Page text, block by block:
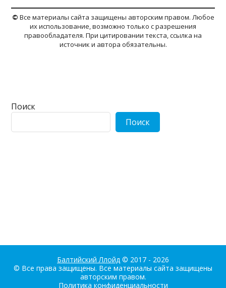
© Все материалы сайта защищены авторским правом. Любое
их использование, возможно только с разрешения
правообладателя. При цитировании текста, ссылка на
источник и автора обязательны.
Поиск
Поиск
Балтийский Ллойд © 2017 - 2026
© Все права защищены. Все материалы сайта защищены
авторским правом.
Политика конфиденциальности